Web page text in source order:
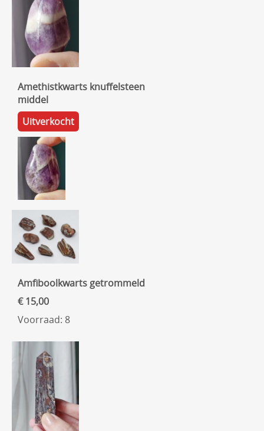
Amethistkwarts knuffelsteen
middel
Uitverkocht
Amfiboolkwarts getrommeld
€ 15,00
Voorraad: 8